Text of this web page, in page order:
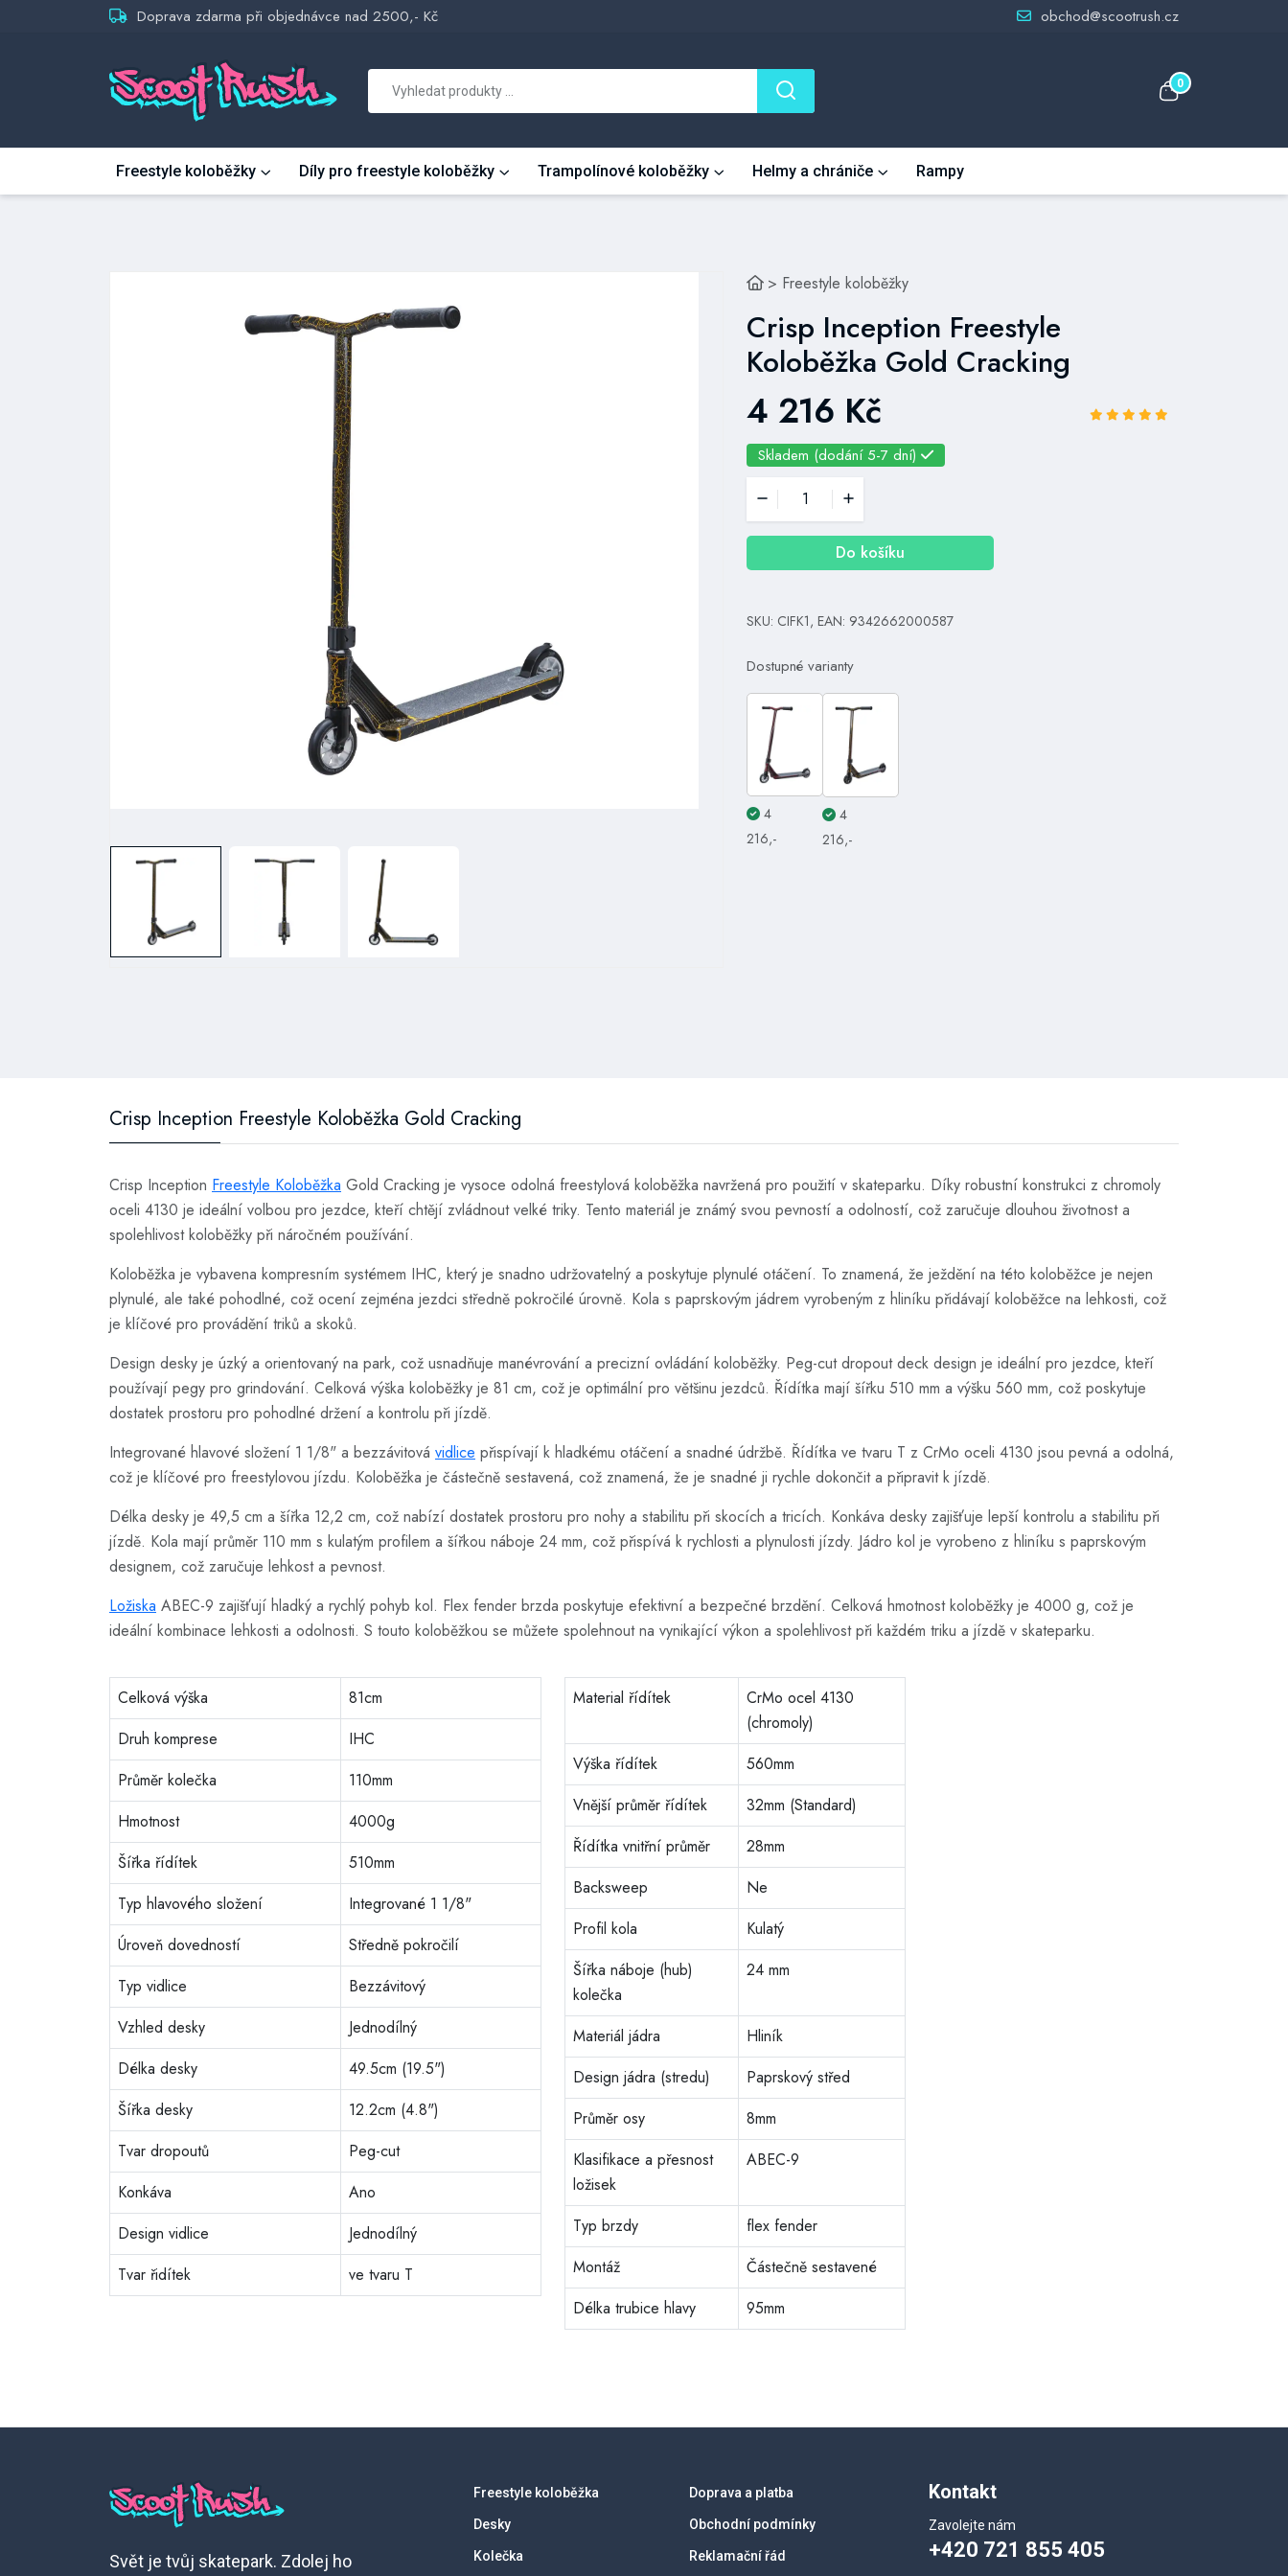
Doprava zdarma při objednávce nad 2500,- Kč obchod@scootrush.cz
0
Freestyle koloběžky Díly pro freestyle koloběžky Trampolínové koloběžky Helmy a chrániče Rampy
> Freestyle koloběžky
Crisp Inception Freestyle
Koloběžka Gold Cracking
4 216 Kč
Skladem (dodání 5-7 dní)
Do košíku
SKU: CIFK1, EAN: 9342662000587
Dostupné varianty
4
216,-
4
216,-
Crisp Inception Freestyle Koloběžka Gold Cracking
Crisp Inception Freestyle Koloběžka Gold Cracking je vysoce odolná freestylová koloběžka navržená pro použití v skateparku. Díky robustní konstrukci z chromoly
oceli 4130 je ideální volbou pro jezdce, kteří chtějí zvládnout velké triky. Tento materiál je známý svou pevností a odolností, což zaručuje dlouhou životnost a
spolehlivost koloběžky při náročném používání.
Koloběžka je vybavena kompresním systémem IHC, který je snadno udržovatelný a poskytuje plynulé otáčení. To znamená, že ježdění na této koloběžce je nejen
plynulé, ale také pohodlné, což ocení zejména jezdci středně pokročilé úrovně. Kola s paprskovým jádrem vyrobeným z hliníku přidávají koloběžce na lehkosti, což
je klíčové pro provádění triků a skoků.
Design desky je úzký a orientovaný na park, což usnadňuje manévrování a precizní ovládání koloběžky. Peg-cut dropout deck design je ideální pro jezdce, kteří
používají pegy pro grindování. Celková výška koloběžky je 81 cm, což je optimální pro většinu jezdců. Řídítka mají šířku 510 mm a výšku 560 mm, což poskytuje
dostatek prostoru pro pohodlné držení a kontrolu při jízdě.
Integrované hlavové složení 1 1/8" a bezzávitová vidlice přispívají k hladkému otáčení a snadné údržbě. Řídítka ve tvaru T z CrMo oceli 4130 jsou pevná a odolná,
což je klíčové pro freestylovou jízdu. Koloběžka je částečně sestavená, což znamená, že je snadné ji rychle dokončit a připravit k jízdě.
Délka desky je 49,5 cm a šířka 12,2 cm, což nabízí dostatek prostoru pro nohy a stabilitu při skocích a tricích. Konkáva desky zajišťuje lepší kontrolu a stabilitu při
jízdě. Kola mají průměr 110 mm s kulatým profilem a šířkou náboje 24 mm, což přispívá k rychlosti a plynulosti jízdy. Jádro kol je vyrobeno z hliníku s paprskovým
designem, což zaručuje lehkost a pevnost.
Ložiska ABEC-9 zajišťují hladký a rychlý pohyb kol. Flex fender brzda poskytuje efektivní a bezpečné brzdění. Celková hmotnost koloběžky je 4000 g, což je
ideální kombinace lehkosti a odolnosti. S touto koloběžkou se můžete spolehnout na vynikající výkon a spolehlivost při každém triku a jízdě v skateparku.
Celková výška
81cm
Druh komprese
IHC
Průměr kolečka
110mm
Hmotnost
4000g
Šířka řídítek
510mm
Typ hlavového složení
Integrované 1 1/8"
Úroveň dovedností
Středně pokročilí
Typ vidlice
Bezzávitový
Vzhled desky
Jednodílný
Délka desky
49.5cm (19.5")
Šířka desky
12.2cm (4.8")
Tvar dropoutů
Peg-cut
Konkáva
Ano
Design vidlice
Jednodílný
Tvar řidítek
ve tvaru T
Material řídítek
CrMo ocel 4130
(chromoly)
Výška řídítek
560mm
Vnější průměr řídítek
32mm (Standard)
Řídítka vnitřní průměr
28mm
Backsweep
Ne
Profil kola
Kulatý
Šířka náboje (hub)
kolečka
24 mm
Materiál jádra
Hliník
Design jádra (stredu)
Paprskový střed
Průměr osy
8mm
Klasifikace a přesnost
ložisek
ABEC-9
Typ brzdy
flex fender
Montáž
Částečně sestavené
Délka trubice hlavy
95mm
Svět je tvůj skatepark. Zdolej ho
Freestyle koloběžka
Desky
Kolečka
Doprava a platba
Obchodní podmínky
Reklamační řád
Kontakt
Zavolejte nám
+420 721 855 405